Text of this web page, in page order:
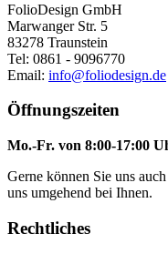
FolioDesign GmbH
Marwanger Str. 5
83278 Traunstein
Tel: 0861 - 9096770
Email: info@foliodesign.de
Öffnungszeiten
Mo.-Fr. von 8:00-17:00
Gerne können Sie uns
uns umgehend bei Ihnen.
Rechtliches